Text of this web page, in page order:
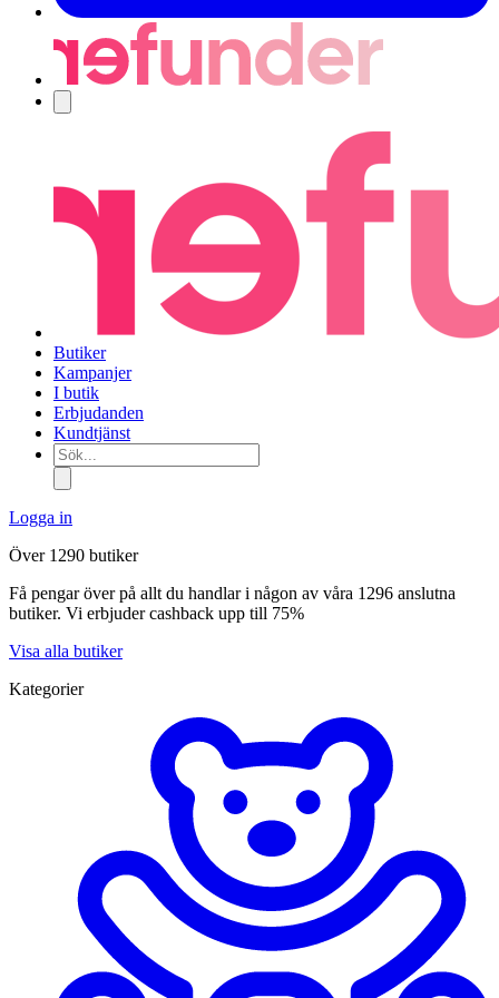
Butiker
Kampanjer
I butik
Erbjudanden
Kundtjänst
Sök...
Logga in
Över 1290 butiker
Få pengar över på allt du handlar i någon av våra 1296 anslutna
butiker. Vi erbjuder cashback upp till 75%
Visa alla butiker
Kategorier